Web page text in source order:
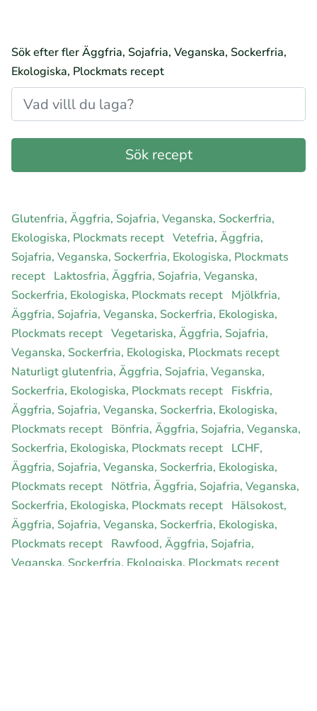
Sök efter fler Äggfria, Sojafria, Veganska, Sockerfria,
Ekologiska, Plockmats recept
Glutenfria, Äggfria, Sojafria, Veganska, Sockerfria,
Ekologiska, Plockmats recept Vetefria, Äggfria,
Sojafria, Veganska, Sockerfria, Ekologiska, Plockmats
recept Laktosfria, Äggfria, Sojafria, Veganska,
Sockerfria, Ekologiska, Plockmats recept Mjölkfria,
Äggfria, Sojafria, Veganska, Sockerfria, Ekologiska,
Plockmats recept Vegetariska, Äggfria, Sojafria,
Veganska, Sockerfria, Ekologiska, Plockmats recept
Naturligt glutenfria, Äggfria, Sojafria, Veganska,
Sockerfria, Ekologiska, Plockmats recept Fiskfria,
Äggfria, Sojafria, Veganska, Sockerfria, Ekologiska,
Plockmats recept Bönfria, Äggfria, Sojafria, Veganska,
Sockerfria, Ekologiska, Plockmats recept LCHF,
Äggfria, Sojafria, Veganska, Sockerfria, Ekologiska,
Plockmats recept Nötfria, Äggfria, Sojafria, Veganska,
Sockerfria, Ekologiska, Plockmats recept Hälsokost,
Äggfria, Sojafria, Veganska, Sockerfria, Ekologiska,
Plockmats recept Rawfood, Äggfria, Sojafria,
Veganska, Sockerfria, Ekologiska, Plockmats recept